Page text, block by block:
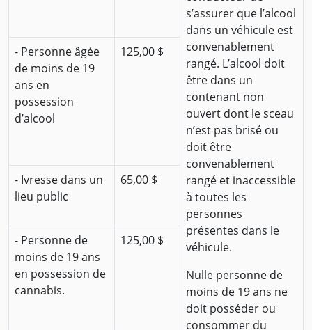
s’assurer que l’alcool
dans un véhicule est
convenablement
rangé. L’alcool doit
être dans un
contenant non
ouvert dont le sceau
n’est pas brisé ou
doit être
convenablement
rangé et inaccessible
à toutes les
personnes
présentes dans le
véhicule.
Nulle personne de
moins de 19 ans ne
doit posséder ou
consommer du
- Personne âgée
de moins de 19
ans en
possession
d’alcool
125,00 $
- Ivresse dans un
lieu public
65,00 $
- Personne de
moins de 19 ans
en possession de
cannabis.
125,00 $